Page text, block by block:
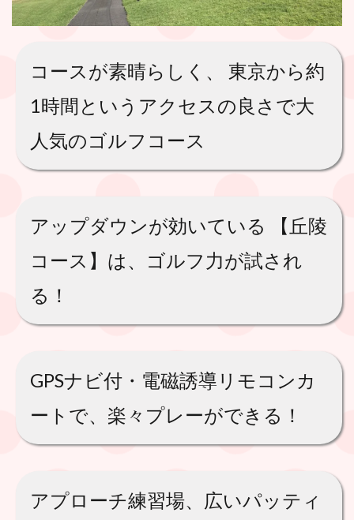
コースが素晴らしく、 東京から約
1時間というアクセスの良さで大
人気のゴルフコース
アップダウンが効いている 【丘陵
コース】は、ゴルフ力が試され
る！
GPSナビ付・電磁誘導リモコンカ
ートで、楽々プレーができる！
アプローチ練習場、広いパッティ